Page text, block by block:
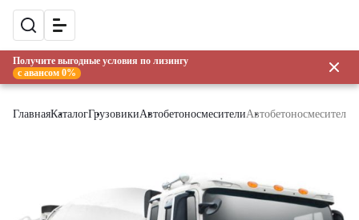
Получите выгодные условия по лизингу
с авансом 0%
ГлавнаяКаталогГрузовикиАвтобетоносмесителиАвтобетоносмеситель